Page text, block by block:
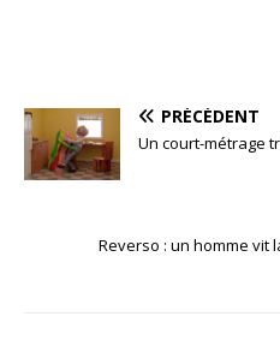
PRÉCÉDENT
Un court-métrage
Reverso : un homme vit